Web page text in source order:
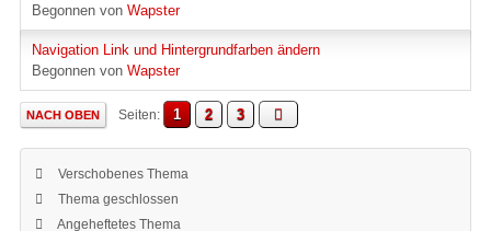
Begonnen von Wapster
Navigation Link und Hintergrundfarben ändern
Begonnen von Wapster
NACH OBEN Seiten 1 2 3
Verschobenes Thema
Thema geschlossen
Angeheftetes Thema